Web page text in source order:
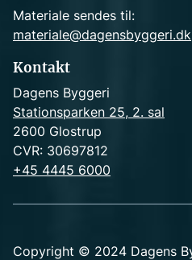
Materiale sendes til:
materiale@dagensbyggeri.dk
Kontakt
Dagens Byggeri
Stationsparken 25, 2. sal
2600 Glostrup
CVR: 30697812
+45 4445 6000
Copyright © 2024 Dagens